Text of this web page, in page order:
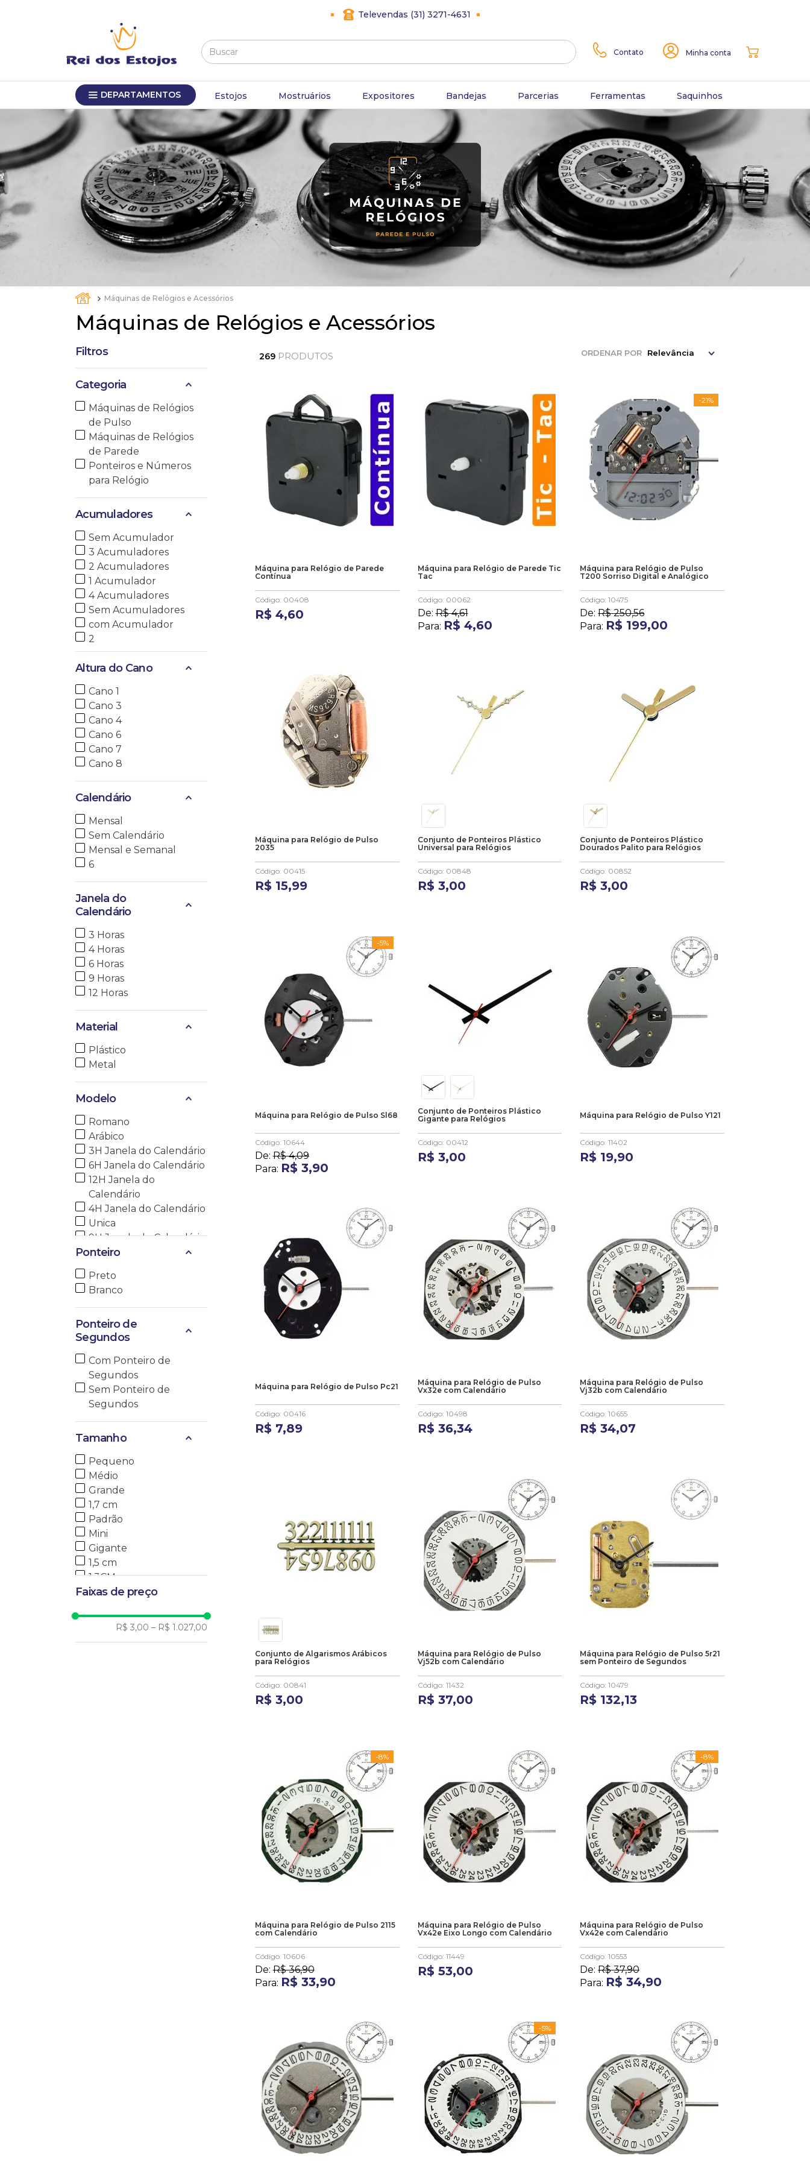
Televendas (31) 3271-4631
Buscar
Contato Minha conta
DEPARTAMENTOS Estojos Mostruários Expositores Bandejas Parcerias Ferramentas Saquinhos
Máquinas de Relógios e Acessórios
Máquinas de Relógios e Acessórios
Filtros
Categoria
Máquinas de Relógios
de Pulso
Máquinas de Relógios
de Parede
Ponteiros e Números
para Relógio
Acumuladores
Sem Acumulador
3 Acumuladores
2 Acumuladores
1 Acumulador
4 Acumuladores
Sem Acumuladores
com Acumulador
2
Altura do Cano
Cano 1
Cano 3
Cano 4
Cano 6
Cano 7
Cano 8
Calendário
Mensal
Sem Calendário
Mensal e Semanal
6
Janela do
Calendário
3 Horas
4 Horas
6 Horas
9 Horas
12 Horas
Material
Plástico
Metal
Modelo
Romano
Arábico
3H Janela do Calendário
6H Janela do Calendário
12H Janela do
Calendário
4H Janela do Calendário
Unica
9H Janela do Calendário
Eixo 3
Ponteiro
Preto
Branco
Ponteiro de
Segundos
Com Ponteiro de
Segundos
Sem Ponteiro de
Segundos
Tamanho
Pequeno
Médio
Grande
1,7 cm
Padrão
Mini
Gigante
1,5 cm
1,3CM
1,1 cm
0,8CM
Faixas de preço
R$ 3,00 – R$ 1.027,00
269 PRODUTOS ORDENAR POR Relevância
Máquina para Relógio de Parede
Contínua
Código: 00408
R$ 4,60
Máquina para Relógio de Parede Tic
Tac
Código: 00062
De:R$ 4,61
Para: R$ 4,60
-21%
Máquina para Relógio de Pulso
T200 Sorriso Digital e Analógico
Código:10475
De:R$ 250,56
Para: R$ 199,00
Máquina para Relógio de Pulso
2035
Código: 00415
R$ 15,99
Conjunto de Ponteiros Plástico
Universal para Relógios
Código: 00848
R$ 3,00
Conjunto de Ponteiros Plástico
Dourados Palito para Relógios
Código: 00852
R$ 3,00
-5%
Máquina para Relógio de Pulso Sl68
Código: 10644
De:R$ 4,09
Para: R$ 3,90
Conjunto de Ponteiros Plástico
Gigante para Relógios
Código: 00412
R$ 3,00
Máquina para Relógio de Pulso Y121
Código:11402
R$ 19,90
Máquina para Relógio de Pulso Pc21
Código: 00416
R$ 7,89
Máquina para Relógio de Pulso
Vx32e com Calendário
Código: 10498
R$ 36,34
Máquina para Relógio de Pulso
Vj32b com Calendário
Código:10655
R$ 34,07
Conjunto de Algarismos Arábicos
para Relógios
Código: 00841
R$ 3,00
Máquina para Relógio de Pulso
Vj52b com Calendário
Código: 11432
R$ 37,00
Máquina para Relógio de Pulso 5r21
sem Ponteiro de Segundos
Código:10479
R$ 132,13
-8%
Máquina para Relógio de Pulso 2115
com Calendário
Código: 10606
De:R$ 36,90
Para: R$ 33,90
Máquina para Relógio de Pulso
Vx42e Eixo Longo com Calendário
Código: 11449
R$ 53,00
-8%
Máquina para Relógio de Pulso
Vx42e com Calendário
Código:10553
De:R$ 37,90
Para: R$ 34,90
-5%
1º
máquina relógio pulso
2º
sacola
canetas
4º
bandejas
5º
estojos
6º
sacolas
7º
relogio
8º
pulseira
10º anel